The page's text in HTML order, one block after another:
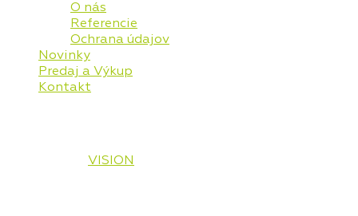
O nás
Referencie
Ochrana údajov
Novinky
Predaj a Výkup
Kontakt
VISION